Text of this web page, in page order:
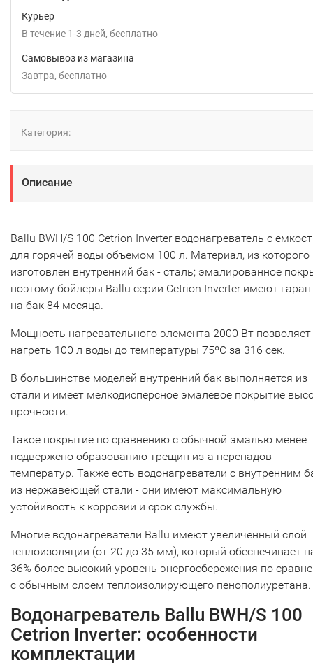
Курьер
В течение 1-3 дней Бесплатно
Самовывоз из магазина
Завтра
Бесплатно
Категория:
Описание
Ballu BWH/S 100 Cetrion Inverter водонагреватель с
для горячей воды объемом 100 л. Материал, из которого
изготовлен внутренний бак - сталь; эмалированное
поэтому бойлеры Ballu серии Cetrion Inverter имеют
на бак 84 месяца.
Мощность нагревательного элемента 2000 Вт позволяет
нагреть 100 л воды до температуры 75ºС за 316 сек.
В большинстве моделей внутренний бак выполняется из
стали и имеет мелкодисперсное эмалевое покрытие
прочности.
Такое покрытие по сравнению с обычной эмалью менее
подвержено образованию трещин из-а перепадов
температур. Также есть водонагреватели с внутренним
из нержавеющей стали - они имеют максимальную
устойивость к коррозии и срок службы.
Многие водонагреватели Ballu имеют увеличенный слой
теплоизоляции (от 20 до 35 мм), который обеспечивает
36% более высокий уровень энергосбережения по
с обычным слоем теплоизолирующего пенополиуретана.
Водонагреватель Ballu BWH/S 100
Cetrion Inverter: особенности
комплектации